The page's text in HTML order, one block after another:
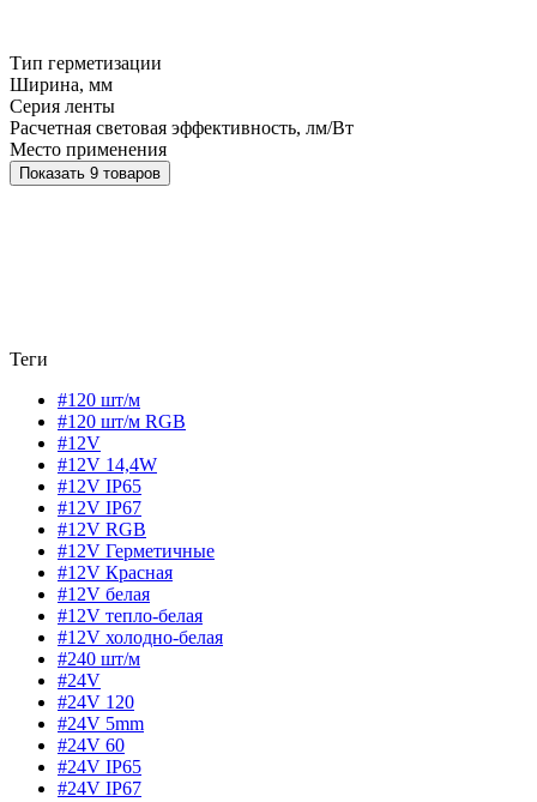
Тип герметизации
Ширина, мм
Серия ленты
Расчетная световая эффективность, лм/Вт
Место применения
Показать 9 товаров
Теги
#120 шт/м
#120 шт/м RGB
#12V
#12V 14,4W
#12V IP65
#12V IP67
#12V RGB
#12V Герметичные
#12V Красная
#12V белая
#12V тепло-белая
#12V холодно-белая
#240 шт/м
#24V
#24V 120
#24V 5mm
#24V 60
#24V IP65
#24V IP67